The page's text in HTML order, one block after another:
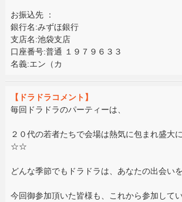
お振込先 ：
銀行名:みずほ銀行
支店名:池袋支店
口座番号:普通 １９７９６３３
名義:エン（カ
【ドラドラコメント】
毎回ドラドラのパーティーは、
２０代の若者たちで会場は熱気に包まれ盛大
☆☆
どんな季節でもドラドラは、あなたの出会い
今回御参加頂いた皆様も、これから参加して